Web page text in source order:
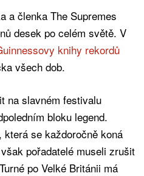
a členka The Supremes
desek po celém světě. V
knihy rekordů
všech dob.
na slavném festivalu
bloku legend.
která se každoročně koná
pořadatelé museli zrušit
po Velké Británii má